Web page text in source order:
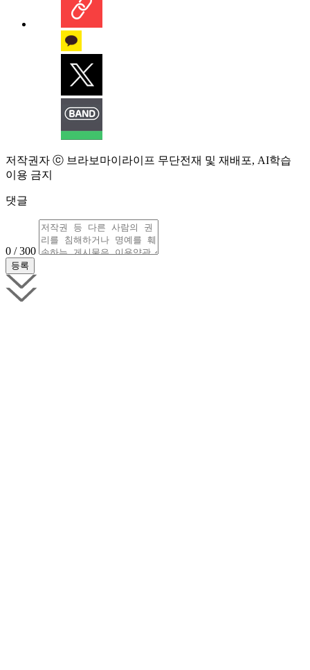
저작권자 ⓒ 브라보마이라이프 무단전재 및 재배포, AI학습
이용 금지
댓글
0 / 300